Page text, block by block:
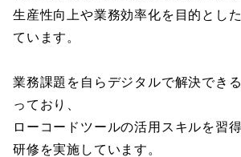
生産性向上や業務効率化を目的とし
ています。
業務課題を自らデジタルで解決でき
っており、
ローコードツールの活用スキルを習
研修を実施しています。